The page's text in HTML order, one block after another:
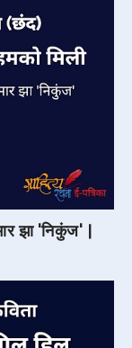
झा 'निकुंज' |